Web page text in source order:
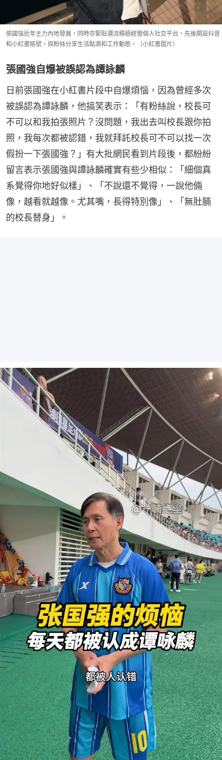
張國強近年主力內地發展，同時亦緊貼潮流積極經營個人社交平台，先後開設抖音
和小紅書賬號，與粉絲分享生活點滴和工作動態。（小紅書圖片）
張國強自爆被誤認為譚詠麟
日前張國強在小紅書片段中自爆煩惱，因為曾經多次
被誤認為譚詠麟，他搞笑表示：「有粉絲說，校長可
不可以和我拍張照片？沒問題，我出去叫校長跟你拍
照，我每次都被認錯，我就拜託校長可不可以找一次
假扮一下張國強？」有大批網民看到片段後，都紛紛
留言表示張國強與譚詠麟確實有些少相似：「細個真
系覺得你地好似樣」、「不說還不覺得，一說他倆
像，越看就越像。尤其嘴，長得特別像」、「無肚腩
的校長替身」。